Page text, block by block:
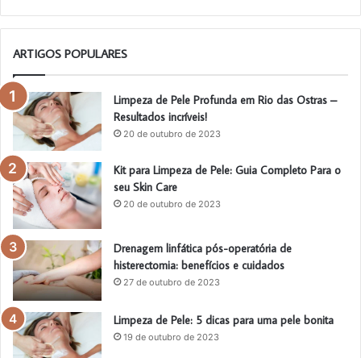
ARTIGOS POPULARES
Limpeza de Pele Profunda em Rio das Ostras –
Resultados incríveis!
20 de outubro de 2023
Kit para Limpeza de Pele: Guia Completo Para o
seu Skin Care
20 de outubro de 2023
Drenagem linfática pós-operatória de
histerectomia: benefícios e cuidados
27 de outubro de 2023
Limpeza de Pele: 5 dicas para uma pele bonita
19 de outubro de 2023